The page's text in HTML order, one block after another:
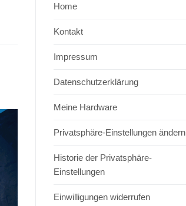
Home
Kontakt
Impressum
Datenschutzerklärung
Meine Hardware
Privatsphäre-Einstellungen ändern
Historie der Privatsphäre-
Einstellungen
Einwilligungen widerrufen